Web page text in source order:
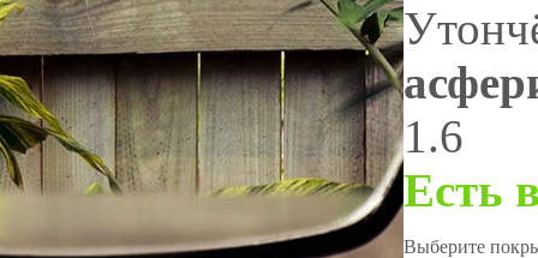
1.6
Есть
Выберите